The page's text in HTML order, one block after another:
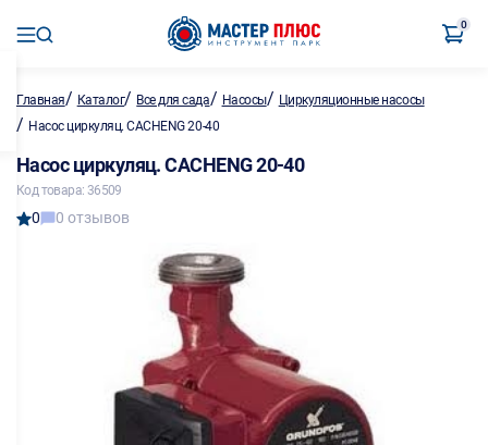
0
Главная/ Каталог/ Все для сада/ Насосы/ Циркуляционные насосы
/ Насос циркуляц. CACHENG 20-40
Насос циркуляц. CACHENG 20-40
Код товара: 36509
0 0 отзывов